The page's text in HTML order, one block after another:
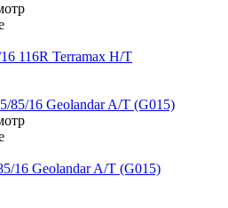
116R Terramax H/T
16 Geolandar A/T (G015)